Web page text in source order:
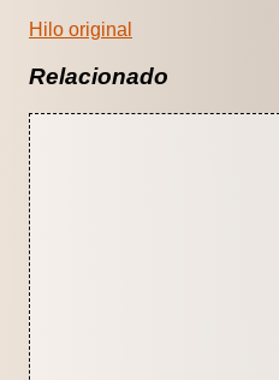
Hilo original
Relacionado